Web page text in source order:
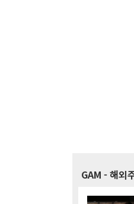
GAM - 해외